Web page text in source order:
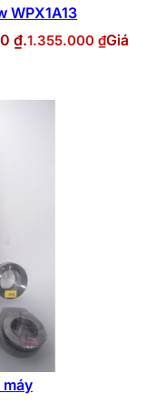
WPX1A13
₫.1.355.000 ₫Giá
máy